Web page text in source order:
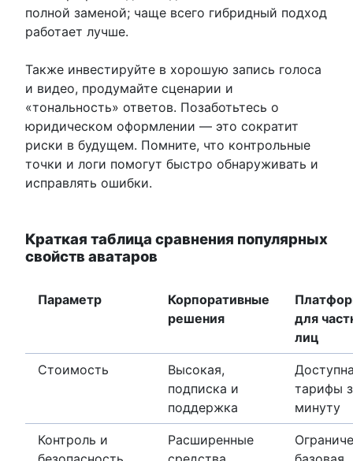
полной заменой; чаще всего гибридный подход
работает лучше.
Также инвестируйте в хорошую запись голоса
и видео, продумайте сценарии и
«тональность» ответов. Позаботьтесь о
юридическом оформлении — это сократит
риски в будущем. Помните, что контрольные
точки и логи помогут быстро обнаруживать и
исправлять ошибки.
Краткая таблица сравнения популярных
свойств аватаров
Параметр
Корпоративные
решения
для
лиц
Стоимость
Высокая,
подписка и
поддержка
тарифы
минуту
Контроль и
Расширенные